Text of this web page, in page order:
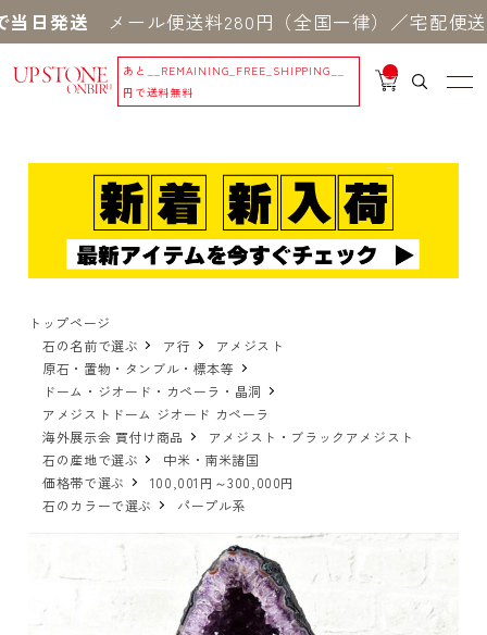
日発送メール便送料280円（全国一律）／宅配便
あと
__REMAINING_FREE_SHIPPING__
円で送料無料
__
IT
_
トップページ
石の名前で選ぶ
ア行
アメジスト
原石・置物・タンブル・標本等
ドーム・ジオード・カペーラ・晶洞
アメジストドーム ジオード カペーラ
海外展示会 買付け商品
アメジスト・ブラックアメジスト
石の産地で選ぶ
中米・南米諸国
価格帯で選ぶ
100,001円～300,000円
石のカラーで選ぶ
パープル系